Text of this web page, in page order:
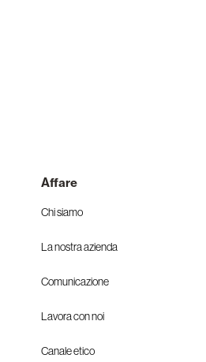
Affare
Chi siamo
La nostra azienda
Comunicazione
Lavora con noi
Canale etico